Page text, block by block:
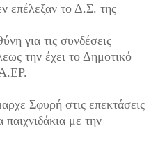
επέλεξαν το Δ.Σ. της
για τις συνδέσεις
την έχει το Δημοτικό
Σφυρή στις επεκτάσεις
με την